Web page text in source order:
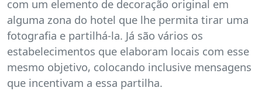
com um elemento de decoração original em
alguma zona do hotel que lhe permita tirar uma
fotografia e partilhá-la. Já são vários os
estabelecimentos que elaboram locais com esse
mesmo objetivo, colocando inclusive mensagens
que incentivam a essa partilha.